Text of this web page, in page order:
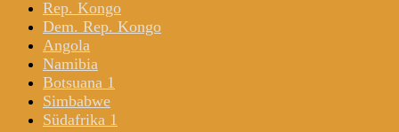
Rep. Kongo
Dem. Rep. Kongo
Angola
Namibia
Botsuana 1
Simbabwe
Südafrika 1